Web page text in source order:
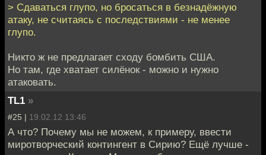
> Сдаваться глупо, но бросаться в безнадёжную
атаку, не считаясь с последствиями - не менее
глупо.
Никто ж не предлагает сходу бомбить США.
Но там, где хватает силёнок - можно и нужно
атаковать.
TL1 »
#25 | 19.02.12 13:46
А что? Почему мы не можем, к примеру, ввести
миротворческий контингент в Сирию? Ещё лучше -